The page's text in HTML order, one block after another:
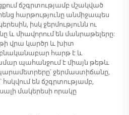
ճշգրտությամբ մշակված
հարթությունը անմիջապես
իսկ ջերմությունն ու
և միավորում են մանրաթելերը:
վրա կարծր և խիտ
բնականաբար հարթ է և
պահանջում է միայն թեթև
ջերմաստիճանը,
հսկվում են ճշգրտությամբ,
մակերեսի որակը